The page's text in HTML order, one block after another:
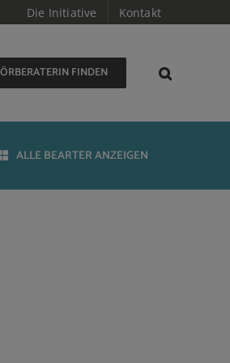
Die Initiative Kontakt
FINDEN
ALLE BEARTER ANZEIGEN